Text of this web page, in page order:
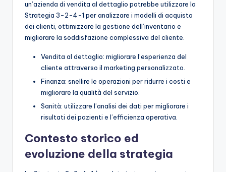
un’azienda di vendita al dettaglio potrebbe utilizzare la
Strategia 3-2-4-1 per analizzare i modelli di acquisto
dei clienti, ottimizzare la gestione dell’inventario e
migliorare la soddisfazione complessiva del cliente.
Vendita al dettaglio: migliorare l’esperienza del
cliente attraverso il marketing personalizzato.
Finanza: snellire le operazioni per ridurre i costi e
migliorare la qualità del servizio.
Sanità: utilizzare l’analisi dei dati per migliorare i
risultati dei pazienti e l’efficienza operativa.
Contesto storico ed
evoluzione della strategia